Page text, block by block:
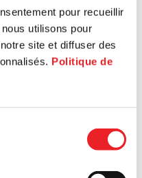
pour recueillir
utilisons pour
site et diffuser des
Politique de